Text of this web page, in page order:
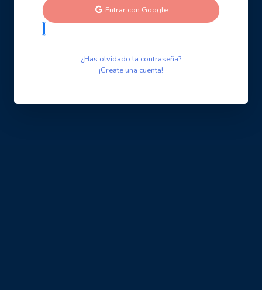
Entrar con Google
¿Has olvidado la contraseña?
¡Create una cuenta!